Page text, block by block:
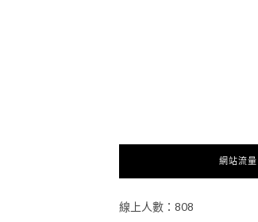
網站流量
線上人數：808